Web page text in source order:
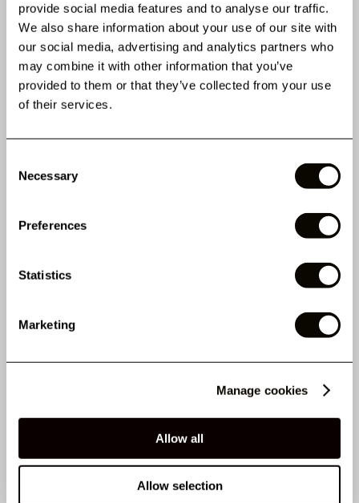
provide social media features and to analyse our traffic.
We also share information about your use of our site with
our social media, advertising and analytics partners who
may combine it with other information that you’ve
provided to them or that they’ve collected from your use
of their services.
Selection
Necessary
Preferences
Statistics
Marketing
Manage cookies
Allow all
Allow selection
Kitten Lashes Noires,maintenant enlongueurs
individuelles !
ACHETER MAINTENANT
AVANTAGES CLÉS
ÉGALEMENT ACHETÉ